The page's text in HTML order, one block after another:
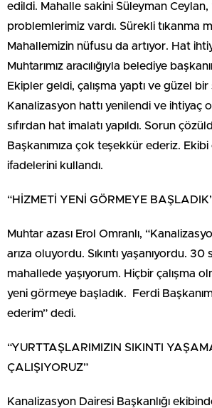
edildi. Mahalle sakini Süleyman Ceylan,
problemlerimiz vardı. Sürekli tıkanma
Mahallemizin nüfusu da artıyor. Hat
Muhtarımız aracılığıyla belediye
Ekipler geldi, çalışma yaptı ve güzel
Kanalizasyon hattı yenilendi ve ihtiyaç
sıfırdan hat imalatı yapıldı. Sorun
Başkanımıza çok teşekkür ederiz. Ekibi
ifadelerini kullandı.
“HİZMETİ YENİ GÖRMEYE
Muhtar azası Erol Omranlı,
arıza oluyordu. Sıkıntı yaşanıyordu. 30
mahallede yaşıyorum. Hiçbir çalışma
yeni görmeye başladık. Ferdi
ederim” dedi.
“YURTTAŞLARIMIZIN SIKINTI
ÇALIŞIYORUZ”
Kanalizasyon Dairesi Başkanlığı